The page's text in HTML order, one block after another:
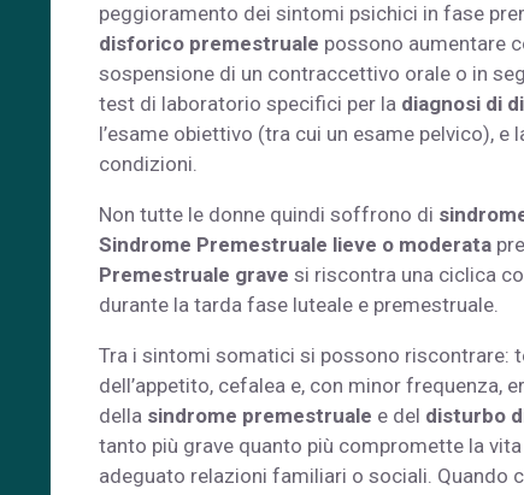
peggioramento dei sintomi psichici in fase
disforico premestruale possono aumentare
sospensione di un contraccettivo orale o in
test di laboratorio specifici per la diagnosi di
l’esame obiettivo (tra cui un esame pelvico),
condizioni.
Non tutte le donne quindi soffrono di
Sindrome Premestruale lieve o moderata
Premestruale grave si riscontra una ciclica
durante la tarda fase luteale e premestruale.
Tra i sintomi somatici si possono riscontrare:
dell’appetito, cefalea e, con minor frequenza,
della sindrome premestruale e del disturbo
tanto più grave quanto più compromette la
adeguato relazioni familiari o sociali. Quando